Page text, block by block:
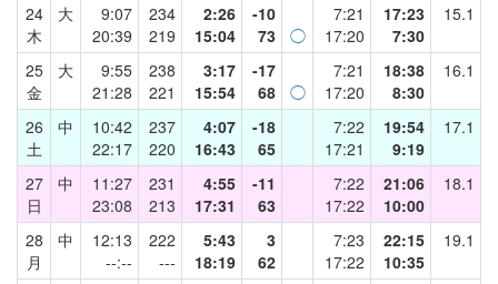
24
木
大
9:07
20:39
234
219
2:26
15:04
-10
73
◯
7:21
17:20
17:23
7:30
15.1
25
金
大
9:55
21:28
238
221
3:17
15:54
-17
68
◯
7:21
17:20
18:38
8:30
16.1
26
土
中
10:42
22:17
237
220
4:07
16:43
-18
65
7:22
17:21
19:54
9:19
17.1
27
日
中
11:27
23:08
231
213
4:55
17:31
-11
63
7:22
17:22
21:06
10:00
18.1
28
月
中
12:13
--:--
222
---
5:43
18:19
3
62
7:23
17:22
22:15
10:35
19.1